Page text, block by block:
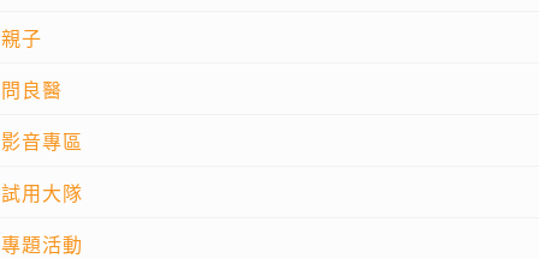
親子
問良醫
影音專區
試用大隊
專題活動